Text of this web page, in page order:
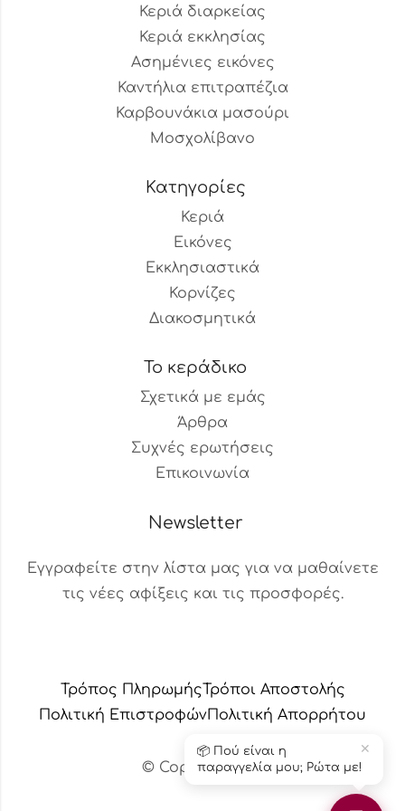
Κεριά διαρκείας
Κεριά εκκλησίας
Ασημένιες εικόνες
Καντήλια επιτραπέζια
Καρβουνάκια μασούρι
Μοσχολίβανο
Κατηγορίες
Κεριά
Εικόνες
Εκκλησιαστικά
Κορνίζες
Διακοσμητικά
Το κεράδικο
Σχετικά με εμάς
Άρθρα
Συχνές ερωτήσεις
Επικοινωνία
Newsletter
Εγγραφείτε στην λίστα μας για να μαθαίνετε
τις νέες αφίξεις και τις προσφορές.
Τρόπος ΠληρωμήςΤρόποι Αποστολής
Πολιτική ΕπιστροφώνΠολιτική Aπορρήτου
© Copyright 2024 – Το κεράδικο
παράδοσης; Μπορώ να
βοηθήσω!